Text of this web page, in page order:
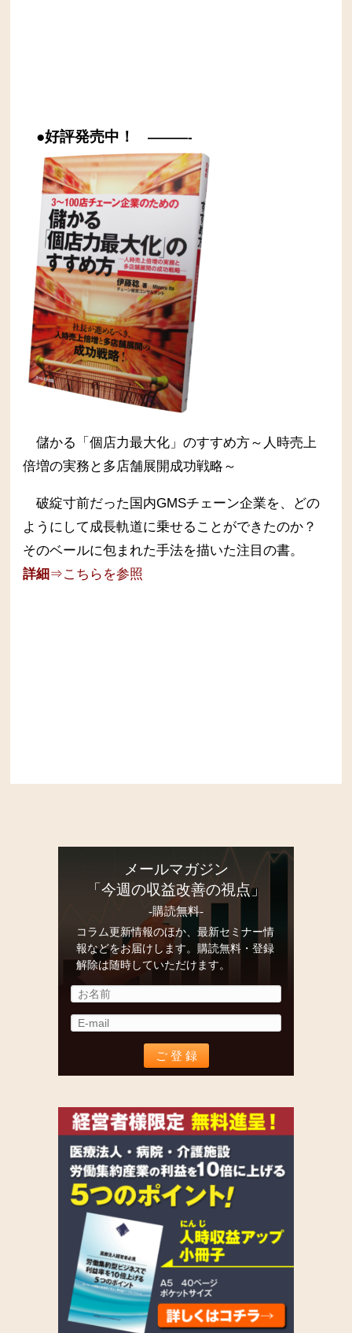
●好評発売中！ ———-
儲かる「個店力最大化」のすすめ方～人時売上
倍増の実務と多店舗展開成功戦略～
破綻寸前だった国内GMSチェーン企業を、どの
ようにして成長軌道に乗せることができたのか？
そのベールに包まれた手法を描いた注目の書。
詳細 ⇒こちらを参照
メールマガジン
「今週の収益改善の視点」
-購読無料-
コラム更新情報のほか、最新セミナー情
報などをお届けします。購読無料・登録
解除は随時していただけます。